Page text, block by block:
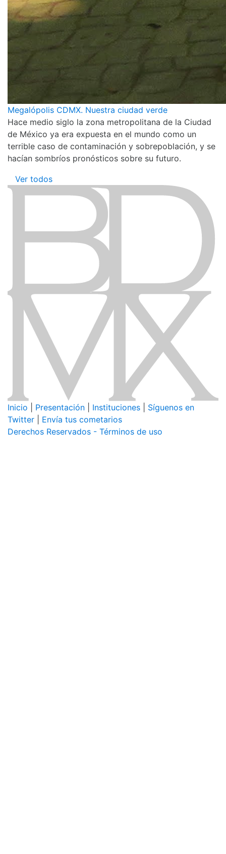
Megalópolis CDMX. Nuestra ciudad verde
Hace medio siglo la zona metropolitana de la Ciudad
de México ya era expuesta en el mundo como un
terrible caso de contaminación y sobrepoblación, y se
hacían sombríos pronósticos sobre su futuro.
Ver todos
Inicio Presentación Instituciones
Síguenos en
Twitter
Envía tus cometarios
Derechos Reservados - Términos de uso